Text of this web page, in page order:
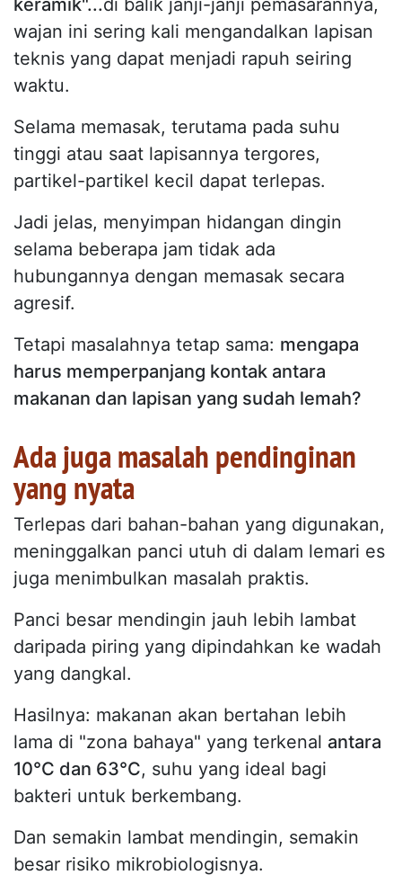
wajan ini sering kali mengandalkan lapisan
teknis yang dapat menjadi rapuh seiring
waktu.
Selama memasak, terutama pada suhu
tinggi atau saat lapisannya tergores,
partikel-partikel kecil dapat terlepas.
Jadi jelas, menyimpan hidangan dingin
selama beberapa jam tidak ada
hubungannya dengan memasak secara
agresif.
Tetapi masalahnya tetap sama: mengapa
harus memperpanjang kontak antara
makanan dan lapisan yang sudah lemah?
Ada juga masalah pendinginan
yang nyata
Terlepas dari bahan-bahan yang digunakan,
meninggalkan panci utuh di dalam lemari es
juga menimbulkan masalah praktis.
Panci besar mendingin jauh lebih lambat
daripada piring yang dipindahkan ke wadah
yang dangkal.
Hasilnya: makanan akan bertahan lebih
lama di "zona bahaya" yang terkenal antara
10°C dan 63°C, suhu yang ideal bagi
bakteri untuk berkembang.
Dan semakin lambat mendingin, semakin
besar risiko mikrobiologisnya.